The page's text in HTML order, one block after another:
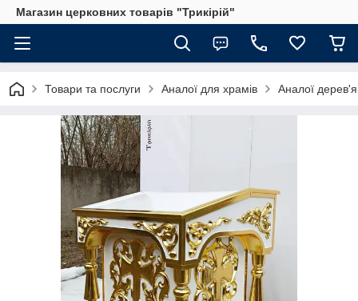
Магазин церковних товарів "Трикірій"
Товари та послуги Аналої для храмів Аналої